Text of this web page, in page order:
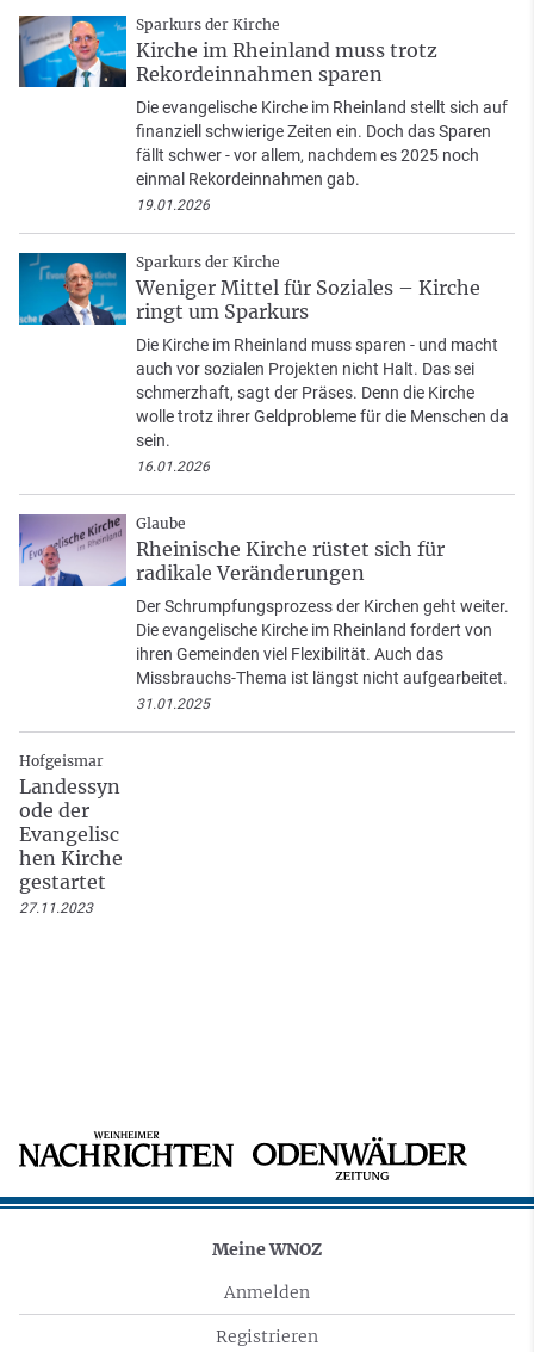
Sparkurs der Kirche
Kirche im Rheinland muss trotz
Rekordeinnahmen sparen
Die evangelische Kirche im Rheinland stellt sich auf
finanziell schwierige Zeiten ein. Doch das Sparen
fällt schwer - vor allem, nachdem es 2025 noch
einmal Rekordeinnahmen gab.
19.01.2026
Sparkurs der Kirche
Weniger Mittel für Soziales – Kirche
ringt um Sparkurs
Die Kirche im Rheinland muss sparen - und macht
auch vor sozialen Projekten nicht Halt. Das sei
schmerzhaft, sagt der Präses. Denn die Kirche
wolle trotz ihrer Geldprobleme für die Menschen da
sein.
16.01.2026
Glaube
Rheinische Kirche rüstet sich für
radikale Veränderungen
Der Schrumpfungsprozess der Kirchen geht weiter.
Die evangelische Kirche im Rheinland fordert von
ihren Gemeinden viel Flexibilität. Auch das
Missbrauchs-Thema ist längst nicht aufgearbeitet.
31.01.2025
Hofgeismar
Landessyn
ode der
Evangelisc
hen Kirche
gestartet
27.11.2023
Meine WNOZ
Anmelden
Registrieren